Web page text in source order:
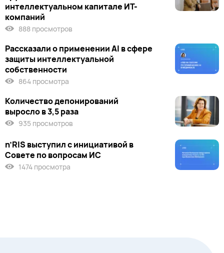
интеллектуальном капитале ИТ-
компаний
888 просмотров
Рассказали о применении AI в сфере
защиты интеллектуальной
собственности
864 просмотра
Количество депонирований
выросло в 3,5 раза
935 просмотров
n’RIS выступил c инициативой в
Совете по вопросам ИС
1474 просмотра